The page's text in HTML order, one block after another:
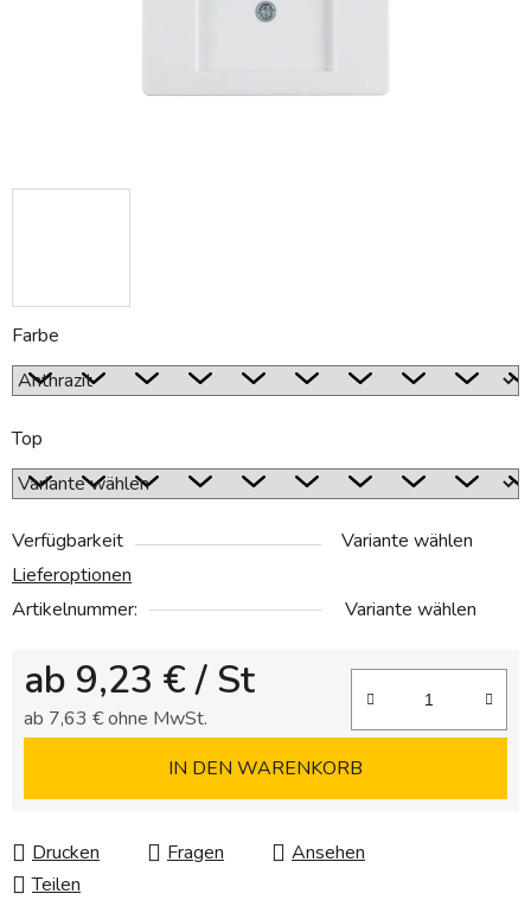
Farbe
Top
Verfügbarkeit
Variante wählen
Lieferoptionen
Artikelnummer:
Variante wählen
ab 9,23 € / St
ab 7,63 €ohne MwSt.
IN DEN WARENKORB
Drucken Fragen
Ansehen
Teilen